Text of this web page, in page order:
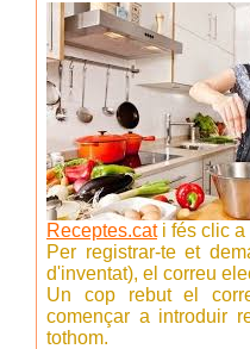
Receptes.cati fés clic a
Per registrar-te et
d'inventat), el correu
Un cop rebut el
començar a introduir
tothom.